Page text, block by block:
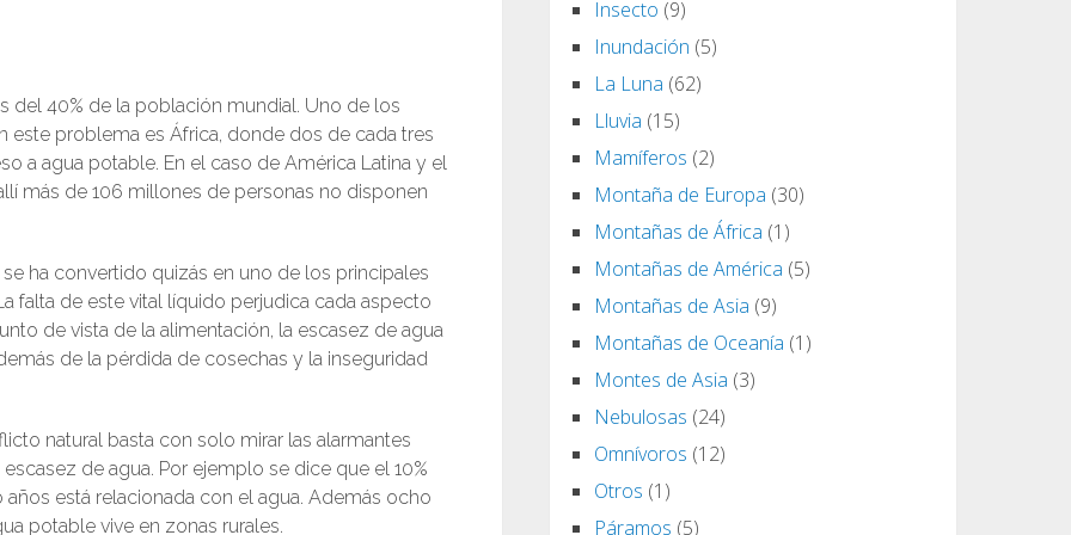
del 40% de la población mundial. Uno de los
problema es África, donde dos de cada tres
a agua potable. En el caso de América Latina y el
más de 106 millones de personas no disponen
ha convertido quizás en uno de los principales
falta de este vital líquido perjudica cada aspecto
de vista de la alimentación, la escasez de agua
de la pérdida de cosechas y la inseguridad
natural basta con solo mirar las alarmantes
de agua. Por ejemplo se dice que el 10%
está relacionada con el agua. Además ocho
potable vive en zonas rurales.
Insecto (9)
Inundación (5)
La Luna (62)
Lluvia (15)
Mamíferos (2)
Montaña de Europa (30)
Montañas de África (1)
Montañas de América (5)
Montañas de Asia (9)
Montañas de Oceanía (1)
Montes de Asia (3)
Nebulosas (24)
Omnívoros (12)
Otros (1)
Páramos (5)